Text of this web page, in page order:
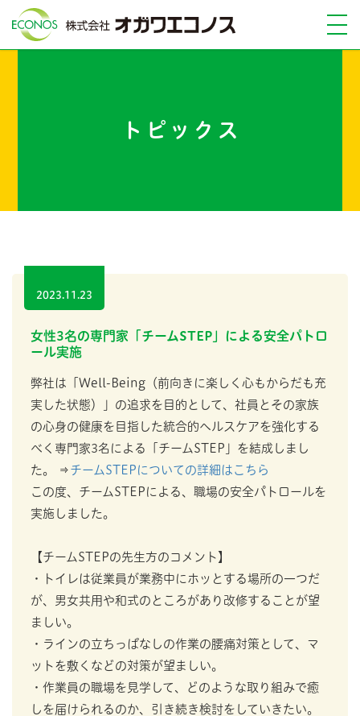
トピックス
2023.11.23
女性3名の専門家「チームSTEP」による安全パトロ
ール実施
弊社は「Well-Being（前向きに楽しく心もからだも充
実した状態）」の追求を目的として、社員とその家族
の心身の健康を目指した統合的ヘルスケアを強化する
べく専門家3名による「チームSTEP」を結成しまし
た。 ⇒ チームSTEPについての詳細はこちら
この度、チームSTEPによる、職場の安全パトロールを
実施しました。
【チームSTEPの先生方のコメント】
・トイレは従業員が業務中にホッとする場所の一つだ
が、男女共用や和式のところがあり改修することが望
ましい。
・ラインの立ちっぱなしの作業の腰痛対策として、マ
ットを敷くなどの対策が望ましい。
・作業員の職場を見学して、どのような取り組みで癒
しを届けられるのか、引き続き検討をしていきたい。